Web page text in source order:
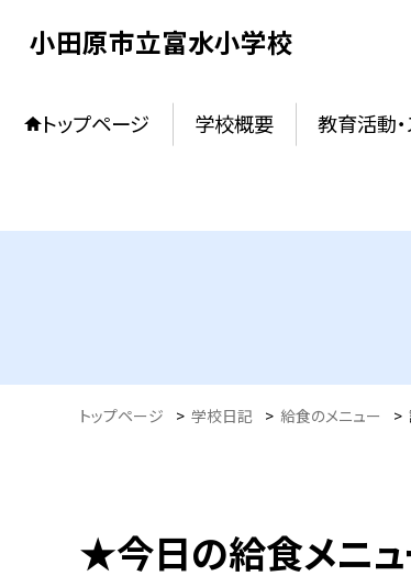
小田原市立富水小学校
トップページ 学校概要 教育活動
トップページ > 学校日記 > 給食のメニュー >
★今日の給食メニュ